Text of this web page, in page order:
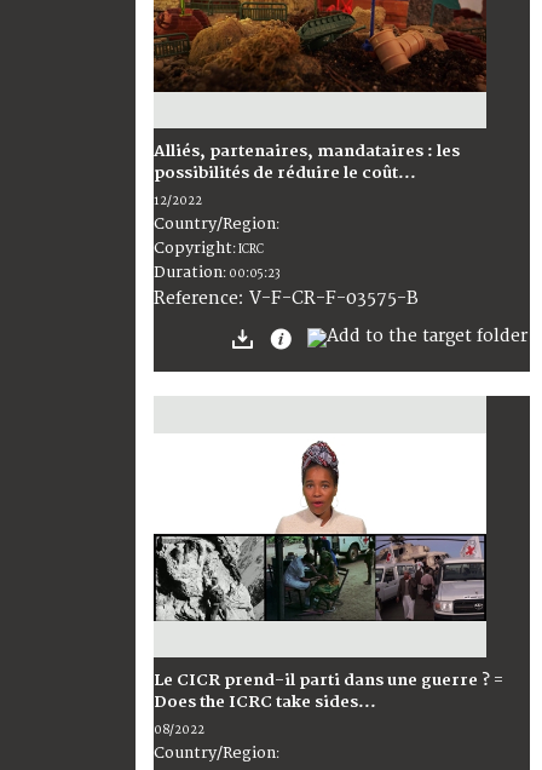
Alliés, partenaires, mandataires : les
possibilités de réduire le coût...
12/2022
Country/Region:
Copyright:ICRC
Duration: 00:05:23
Reference: V-F-CR-F-03575-B
Le CICR prend-il parti dans une guerre ? =
Does the ICRC take sides...
08/2022
Country/Region: